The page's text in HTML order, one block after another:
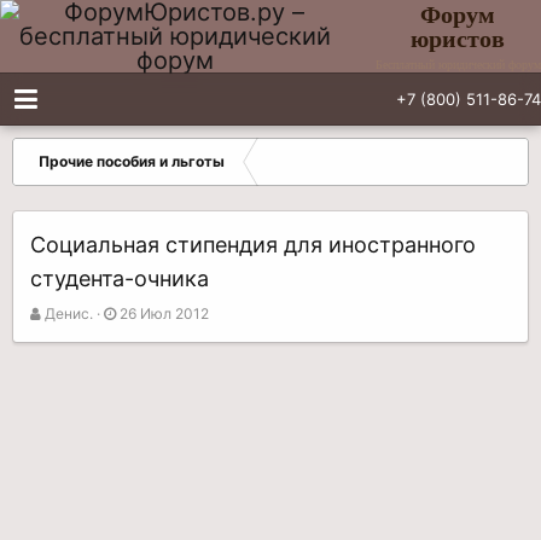
Форум
юристов
+7 (800) 511-86-74
Прочие пособия и льготы
Социальная стипендия для иностранного
студента-очника
А
Денис.
Д
26 Июл 2012